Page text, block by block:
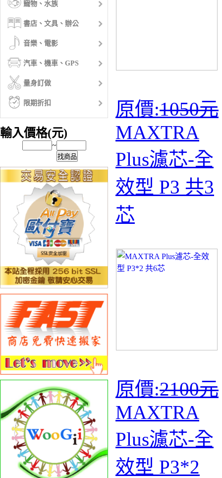
寵物、水族
書店、文具、辦公
音樂、電影
汽車、機車、GPS
量身訂做
限期折扣
輸入價格(元)
~
找商品
原價:1050元
MAXTRA
Plus濾芯-全
效型 P3 共3
芯
原價:2100元
MAXTRA
Plus濾芯-全
效型 P3*2